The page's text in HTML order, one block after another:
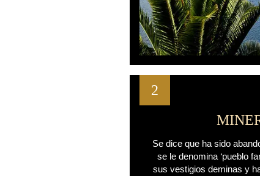
2
Se dice que ha sido
se le denomina ‘pueblo
sus vestigios deminas y